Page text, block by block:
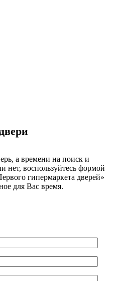
а времени на поиск и
нет, воспользуйтесь формой
гипермаркета дверей»
для Вас время.